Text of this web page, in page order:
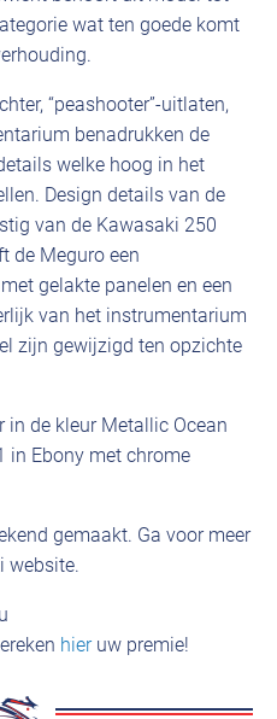
wat ten goede komt
“peashooter”-uitlaten,
benadrukken de
welke hoog in het
Design details van de
van de Kawasaki 250
de Meguro een
gelakte panelen en een
van het instrumentarium
zijn gewijzigd ten opzichte
in de kleur Metallic Ocean
in Ebony met chrome
gemaakt. Ga voor meer
website.
hieruw premie!